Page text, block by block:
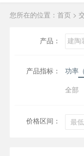
您所在的位置： 首页 >
产品：
产品指标： 功率
全部
价格区间：